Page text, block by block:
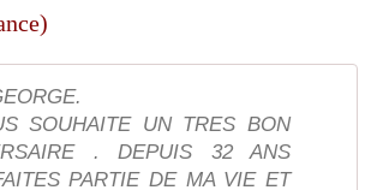
SOUHAITE UN TRES BON
. DEPUIS 32 ANS
PARTIE DE MA VIE ET